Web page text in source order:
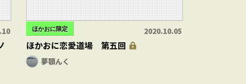
ほかおに限定 2020.10.05
ほかおに恋愛道場 第五回
夢顎んく